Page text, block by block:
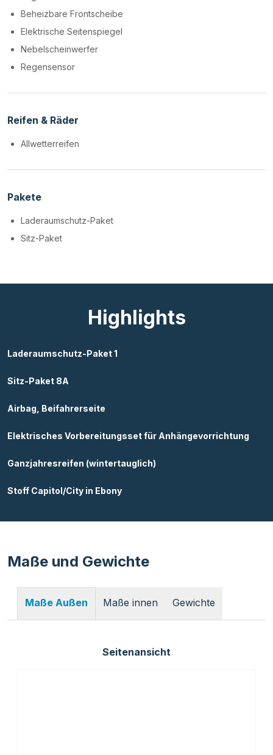
Beheizbare Frontscheibe
Elektrische Seitenspiegel
Nebelscheinwerfer
Regensensor
Reifen & Räder
Allwetterreifen
Pakete
Laderaumschutz-Paket
Sitz-Paket
Highlights
Laderaumschutz-Paket 1
Sitz-Paket 8A
Airbag, Beifahrerseite
Elektrisches Vorbereitungsset für Anhängevorrichtung
Ganzjahresreifen (wintertauglich)
Stoff Capitol/City in Ebony
Maße und Gewichte
Maße Außen Maße innen Gewichte
Seitenansicht